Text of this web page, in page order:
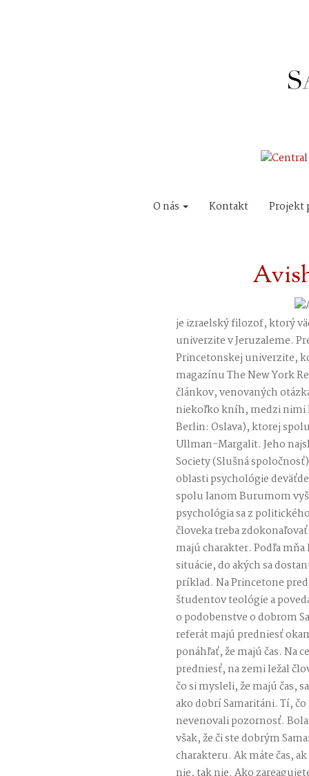
O nás Kontakt Projekt
je izraelský filozof, ktorý
univerzite v Jeruzaleme.
Princetonskej univerzite,
magazínu The New York
článkov, venovaných
niekoľko kníh, medzi nimi
Berlin: Oslava), ktorej
Ullman-Margalit. Jeho
Society (Slušná
oblasti psychológie
spolu Ianom Burumom
psychológia sa z
človeka treba
majú charakter. Podľa
situácie, do akých sa
príklad. Na Princetone
študentov teológie a
o podobenstve o dobrom
referát majú predniesť
ponáhľať, že majú čas. Na
predniesť, na zemi ležal
čo si mysleli, že majú čas,
ako dobrí Samaritáni. Tí,
nevenovali pozornosť.
však, že či ste dobrým
charakteru. Ak máte čas,